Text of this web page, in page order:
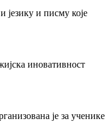
и писму које
иновативност
је за ученике